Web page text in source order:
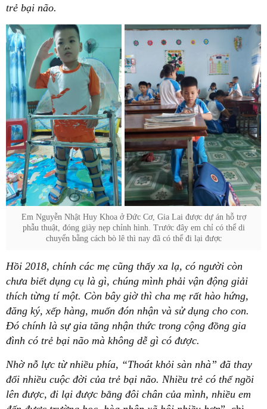
trẻ bại não.
Em Nguyễn Nhật Huy Khoa ở Đức Cơ, Gia Lai được dự án hỗ trợ
phẫu thuật, đóng giày nẹp chỉnh hình. Trước đây em chỉ có thể di
chuyển bằng cách bò lê thì nay đã có thể đi lại được
Hồi 2018, chính các mẹ cũng thấy xa lạ, có người còn
chưa biết dụng cụ là gì, chúng mình phải vận động giải
thích từng tí một. Còn bây giờ thì cha mẹ rất hào hứng,
đăng ký, xếp hàng, muốn đón nhận và sử dụng cho con.
Đó chính là sự gia tăng nhận thức trong cộng đồng gia
đình có trẻ bại não mà không dễ gì có được.
Nhờ nỗ lực từ nhiều phía, “Thoát khỏi sàn nhà” đã thay
đổi nhiều cuộc đời của trẻ bại não. Nhiều trẻ có thể ngồi
lên được, đi lại được bằng đôi chân của mình, nhiều em